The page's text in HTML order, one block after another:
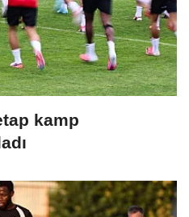
kamp